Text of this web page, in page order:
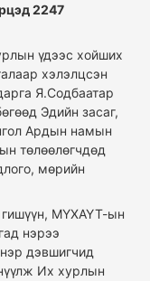
2247
үдээс хойших
хэлэлцсэн
Я.Содбаатар
Эдийн засаг,
Ардын намын
төлөөлөгчдөд
мөрийн
МҮХАҮТ-ын
нэрээ
дэвшигчид
Их хурлын